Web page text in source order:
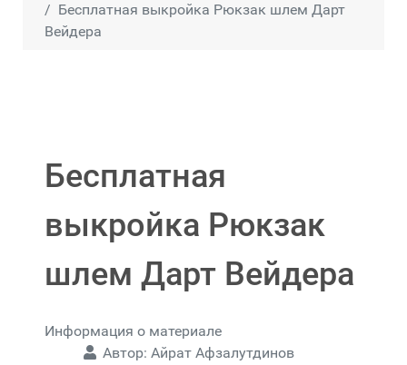
Бесплатная выкройка Рюкзак шлем Дарт
Вейдера
Бесплатная
выкройка Рюкзак
шлем Дарт Вейдера
Информация о материале
Автор: Айрат Афзалутдинов